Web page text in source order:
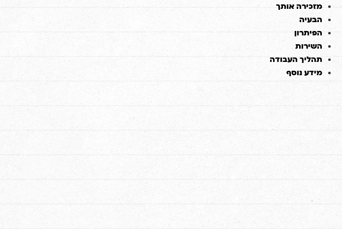
דלג
לתוכן
מזכירה אותך
הבעיה
הפיתרון
השירות
תהליך העבודה
מידע נוסף